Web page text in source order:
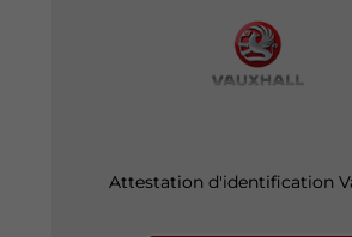
Attestation d'identification